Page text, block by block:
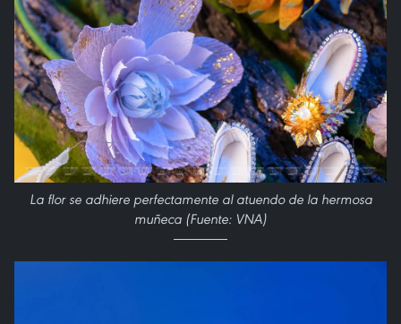
La flor se adhiere perfectamente al atuendo de la hermosa
muñeca (Fuente: VNA)